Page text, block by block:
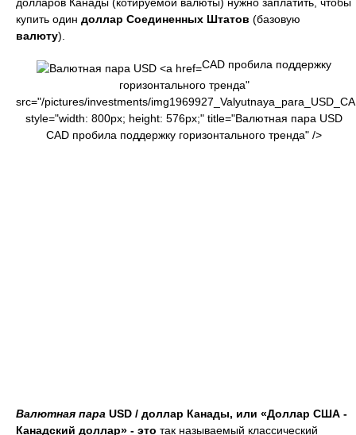
купить один доллар Соединенных Штатов (базовую
валюту).
CAD пробила поддержку
горизонтального тренда"
src="/pictures/investments/
style="width: 800px; height: 576px;" title="Валютная пара USD
CAD пробила поддержку горизонтального тренда" />
Валютная пара USD / доллар Канады, или «Доллар США -
Канадский доллар» - это так называемый классический